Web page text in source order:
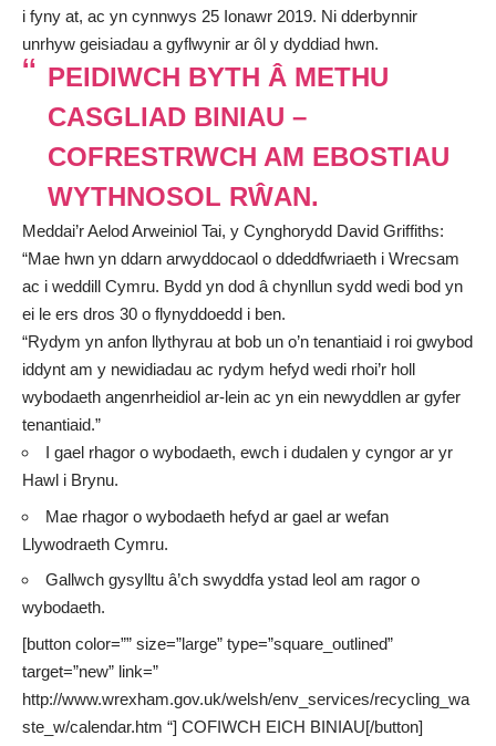
i fyny at, ac yn cynnwys 25 Ionawr 2019. Ni dderbynnir
unrhyw geisiadau a gyflwynir ar ôl y dyddiad hwn.
PEIDIWCH BYTH Â METHU
CASGLIAD BINIAU –
COFRESTRWCH AM EBOSTIAU
WYTHNOSOL RŴAN.
Meddai’r Aelod Arweiniol Tai, y Cynghorydd David Griffiths:
“Mae hwn yn ddarn arwyddocaol o ddeddfwriaeth i Wrecsam
ac i weddill Cymru. Bydd yn dod â chynllun sydd wedi bod yn
ei le ers dros 30 o flynyddoedd i ben.
“Rydym yn anfon llythyrau at bob un o’n tenantiaid i roi gwybod
iddynt am y newidiadau ac rydym hefyd wedi rhoi’r holl
wybodaeth angenrheidiol ar-lein ac yn ein newyddlen ar gyfer
tenantiaid.”
I gael rhagor o wybodaeth, ewch i dudalen y cyngor ar yr
Hawl i Brynu.
Mae rhagor o wybodaeth hefyd ar gael ar wefan
Llywodraeth Cymru.
Gallwch gysylltu â’ch swyddfa ystad leol am ragor o
wybodaeth.
[button color=”” size=”large” type=”square_outlined”
target=”new” link=”
http://www.wrexham.gov.uk/welsh/env_services/recycling_wa
ste_w/calendar.htm “] COFIWCH EICH BINIAU[/button]